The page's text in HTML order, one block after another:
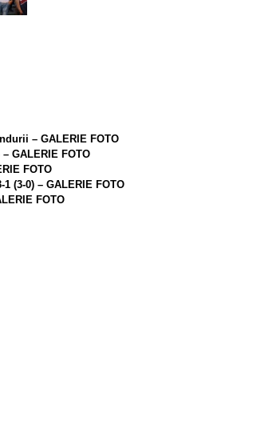
– GALERIE FOTO
GALERIE FOTO
FOTO
(3-0) – GALERIE FOTO
FOTO